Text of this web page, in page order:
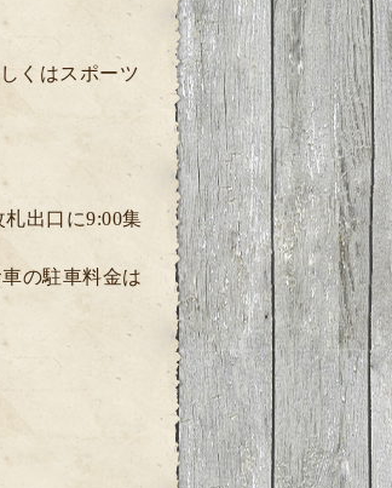
くはスポーツ
出口に9:00集
の駐車料金は